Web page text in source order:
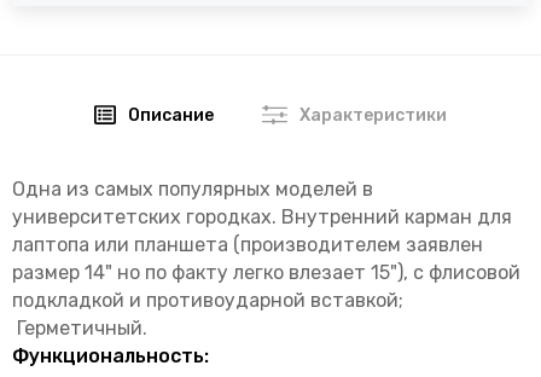
Описание Характеристики
Одна из самых популярных моделей в
университетских городках. Внутренний карман для
лаптопа или планшета (производителем заявлен
размер 14" но по факту легко влезает 15"), с флисовой
подкладкой и противоударной вставкой;
Герметичный.
Функциональность: